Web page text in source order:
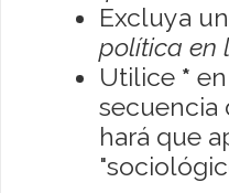
Excluya
política en
Utilice *
secuencia
hará que